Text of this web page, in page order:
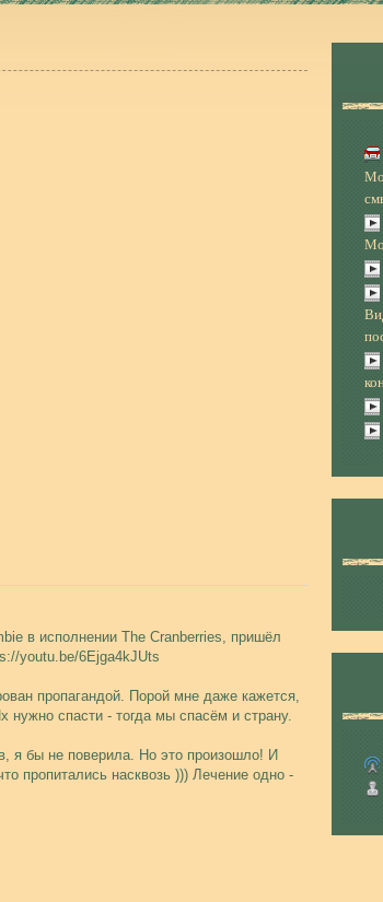
в исполнении The Cranberries, пришёл
youtu.be/6Ejga4kJUts
пропагандой. Порой мне даже кажется,
нужно спасти - тогда мы спасём и страну.
я бы не поверила. Но это произошло! И
пропитались насквозь ))) Лечение одно -